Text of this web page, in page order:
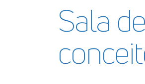
Sala